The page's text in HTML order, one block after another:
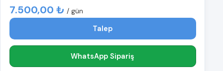
7.500,00 ₺ / gün
Talep
WhatsApp Sipariş